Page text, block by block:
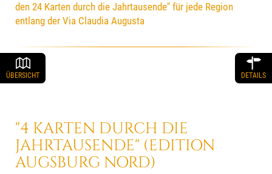
den 24 Karten durch die Jahrtausende" für jede Region
entlang der Via Claudia Augusta
ÜBERSICHT DETAILS
"4 KARTEN DURCH DIE
JAHRTAUSENDE" (EDITION
AUGSBURG NORD)